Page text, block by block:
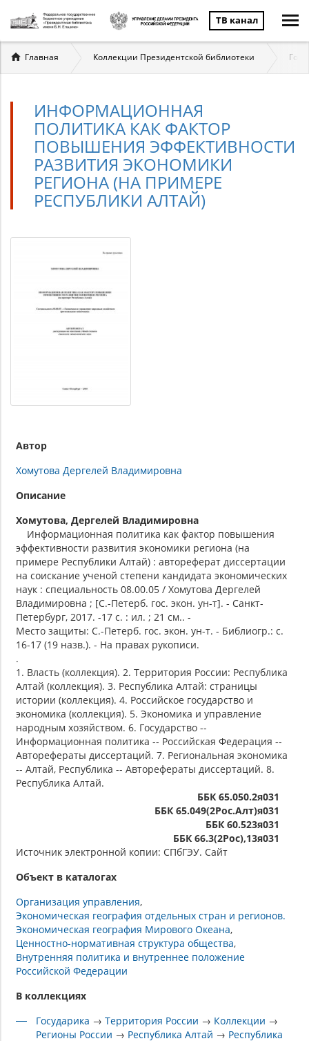
ТВ канал
Вы
здесь
Главная Коллекции Президентской библиотеки
ИНФОРМАЦИОННАЯ
ПОЛИТИКА КАК ФАКТОР
ПОВЫШЕНИЯ ЭФФЕКТИВНОСТИ
РАЗВИТИЯ ЭКОНОМИКИ
РЕГИОНА (НА ПРИМЕРЕ
РЕСПУБЛИКИ АЛТАЙ)
Автор
Хомутова Дергелей Владимировна
Описание
Хомутова, Дергелей Владимировна
Информационная политика как фактор повышения
эффективности развития экономики региона (на
примере Республики Алтай) : автореферат диссертации
на соискание ученой степени кандидата экономических
наук : специальность 08.00.05 / Хомутова Дергелей
Владимировна ; [С.-Петерб. гос. экон. ун-т]. - Санкт-
Петербург, 2017. -17 с. : ил. ; 21 см.. -
Место защиты: С.-Петерб. гос. экон. ун-т. - Библиогр.: с.
16-17 (19 назв.). - На правах рукописи.
.
1. Власть (коллекция). 2. Территория России: Республика
Алтай (коллекция). 3. Республика Алтай: страницы
истории (коллекция). 4. Российское государство и
экономика (коллекция). 5. Экономика и управление
народным хозяйством. 6. Государство --
Информационная политика -- Российская Федерация --
Авторефераты диссертаций. 7. Региональная экономика
-- Алтай, Республика -- Авторефераты диссертаций. 8.
Республика Алтай.
ББК 65.050.2я031
ББК 65.049(2Рос.Алт)я031
ББК 60.523я031
ББК 66.3(2Рос),13я031
Источник электронной копии: СПбГЭУ. Сайт
Объект в каталогах
Организация управления
Экономическая география отдельных стран и регионов.
Экономическая география Мирового Океана
Ценностно-нормативная структура общества
Внутренняя политика и внутреннее положение
Российской Федерации
В коллекциях
Государика →Территория России → Коллекции →
Регионы России → Республика Алтай → Республика